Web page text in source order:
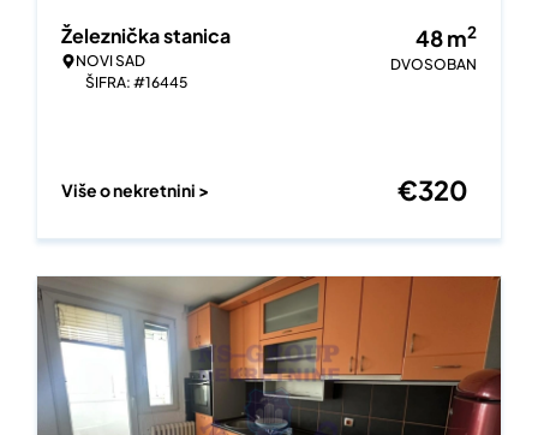
Železnička stanica
NOVI SAD
ŠIFRA: #16445
48m2
DVOSOBAN
Više o nekretnini > €320